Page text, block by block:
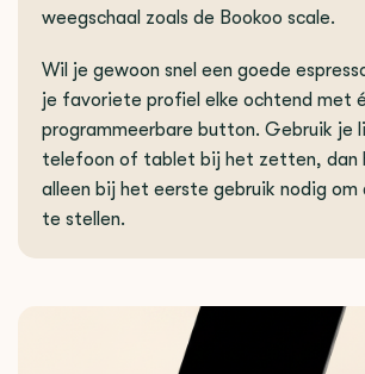
weegschaal zoals de Bookoo scale.
Wil je gewoon snel een goede
je favoriete profiel elke ochtend met
programmeerbare button. Gebruik je
telefoon of tablet bij het zetten, dan
alleen bij het eerste gebruik nodig om
te stellen.